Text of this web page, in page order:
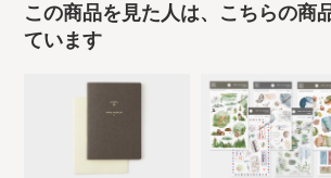
この商品を見た人は、こちらの商
ています